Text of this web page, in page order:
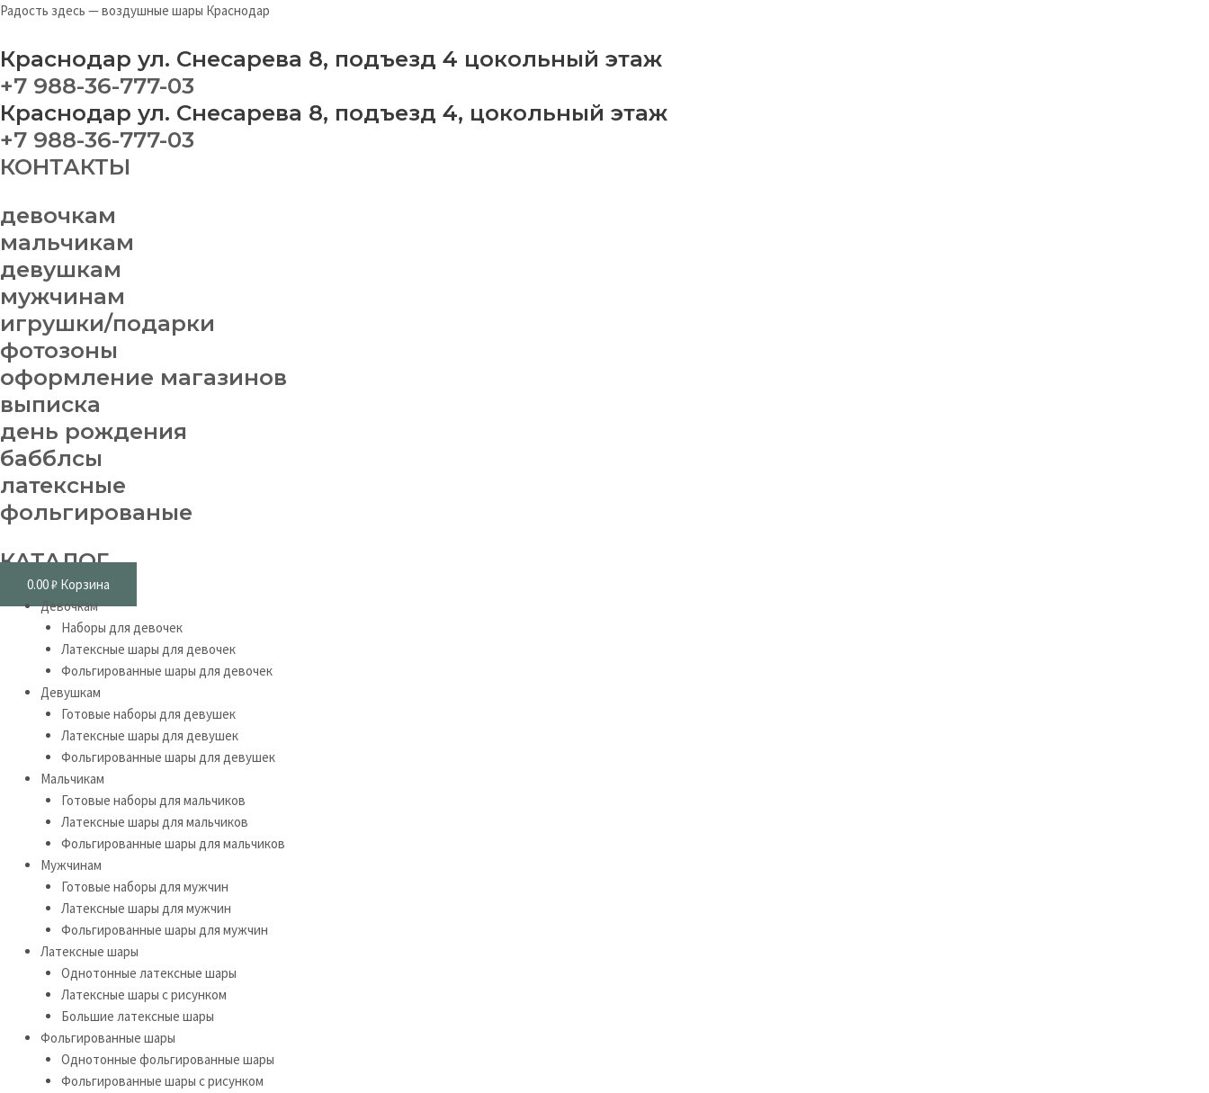
Перейти
содержимому
Радость здесь — воздушные шары Краснодар
Краснодар ул. Снесарева 8, подъезд 4 цокольный этаж
+7 988-36-777-03
Краснодар ул. Снесарева 8, подъезд 4, цокольный этаж
+7 988-36-777-03
КОНТАКТЫ
девочкам
мальчикам
девушкам
мужчинам
игрушки/подарки
фотозоны
оформление магазинов
выписка
день рождения
бабблсы
латексные
фольгированые
КАТАЛОГ
0.00₽ Корзина
Меню
Девочкам
Наборы для девочек
Латексные шары для девочек
Фольгированные шары для девочек
Девушкам
Готовые наборы для девушек
Латексные шары для девушек
Фольгированные шары для девушек
Мальчикам
Готовые наборы для мальчиков
Латексные шары для мальчиков
Фольгированные шары для мальчиков
Мужчинам
Готовые наборы для мужчин
Латексные шары для мужчин
Фольгированные шары для мужчин
Латексные шары
Однотонные латексные шары
Латексные шары с рисунком
Большие латексные шары
Фольгированные шары
Однотонные фольгированные шары
Фольгированные шары с рисунком
76
quantity